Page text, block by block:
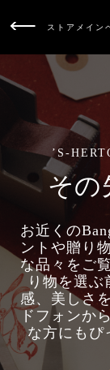
ストアメイン
’S-
その
お近くの
ントや贈り
な品々をご
り物を選
感、美しさ
ドフォンか
な方にもぴ